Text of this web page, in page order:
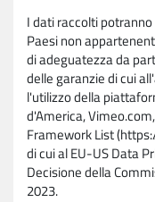
I dati raccolti
Paesi non
di adeguatezza da
delle garanzie di cui
l'utilizzo della
d'America,
Framework List
di cui al EU-US Data
Decisione della
2023.